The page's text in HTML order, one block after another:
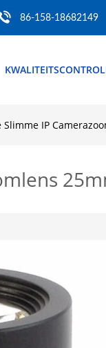
86-158-18682149
Slimme IP